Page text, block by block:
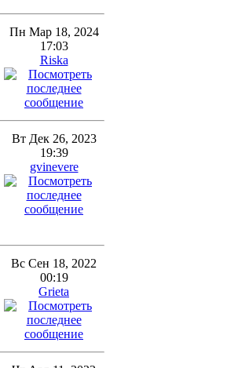
Пн Мар 18, 2024
17:03
Riska
Вт Дек 26, 2023
19:39
gvinevere
Вс Сен 18, 2022
00:19
Grieta